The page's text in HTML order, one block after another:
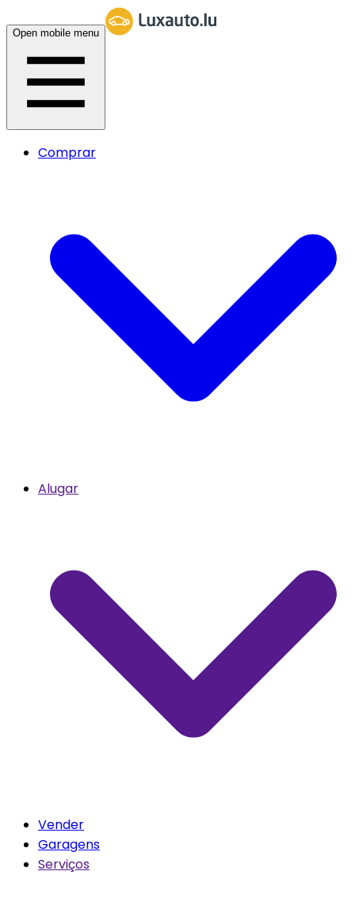
Open mobile menu
Comprar
Alugar
Vender
Garagens
Serviços